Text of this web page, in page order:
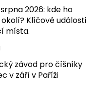
2026: kde ho
Klíčové události
místa.
závod pro číšníky
v září v Paříži